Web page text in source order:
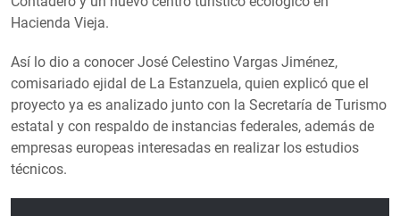
Hacienda Vieja.
Así lo dio a conocer José Celestino Vargas Jiménez,
comisariado ejidal de La Estanzuela, quien explicó que el
proyecto ya es analizado junto con la Secretaría de Turismo
estatal y con respaldo de instancias federales, además de
empresas europeas interesadas en realizar los estudios
técnicos.